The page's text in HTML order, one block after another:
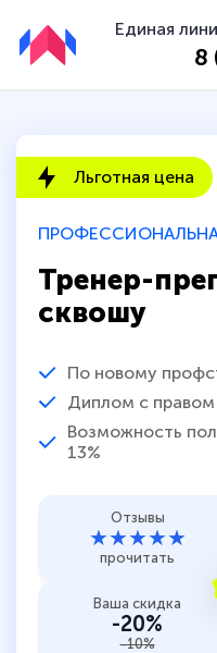
Единая
8
Тренер-
сквошу
По новому
Диплом с правом
Возможность
13%
Льготная цена
Отзывы
★★★★★
прочитать
Ваша скидка
-20%
-10%